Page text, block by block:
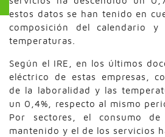
estos datos se han tenido en
composición del calendario
temperaturas.
Según el IRE, en los últimos
eléctrico de estas empresas,
de la laboralidad y las
un 0,4%, respecto al mismo
Por sectores, el consumo
mantenido y el de los servicios